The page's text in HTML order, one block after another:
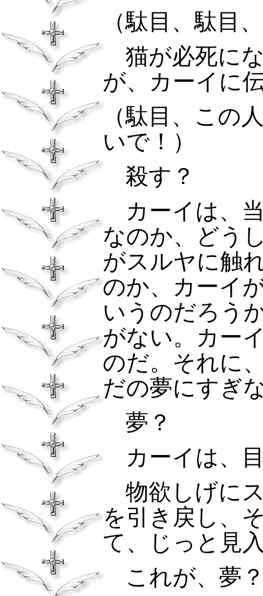
（駄目、駄目
猫が必死に
が、カーイに
（駄目、この
いで！）
殺す？
カーイは、
なのか、どう
がスルヤに触
のか、カーイ
いうのだろう
がない。カー
のだ。それに
だの夢にすぎ
夢？
カーイは、
物欲しげに
を引き戻し、
て、じっと見
これが、夢